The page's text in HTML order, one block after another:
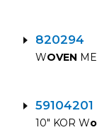
820294
WOVEN
59104201
10″ KOR W